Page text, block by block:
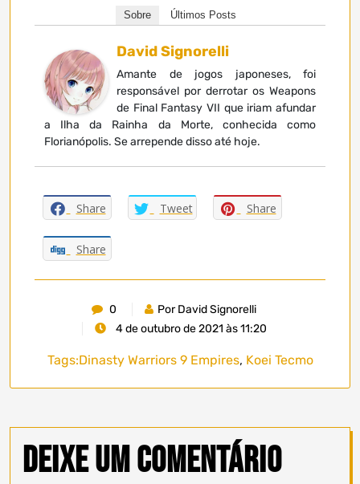
Sobre Últimos Posts
David Signorelli
Amante de jogos japoneses, foi
responsável por derrotar os Weapons
de Final Fantasy VII que iriam afundar
a Ilha da Rainha da Morte, conhecida como
Florianópolis. Se arrepende disso até hoje.
Share Tweet Share
Share
0
Por David Signorelli
4 de outubro de 2021 às 11:20
Tags:Dinasty Warriors 9 Empires, Koei Tecmo
Deixe um comentário